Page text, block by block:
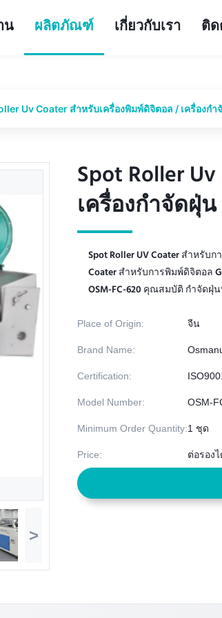
น ผลิตภัณฑ์ เกี่ยวกับเรา ติ
Uv Coater สำหรับเครื่องพิมพ์ดิจิตอล / เครื่องก
>
Spot Roller
เครื่องกำจัดฝุ่
Spot Roller
เครื่องกำจัดฝุ่
Spot Roller UV Coater สำหรับ
Coater สำหรับการพิมพ์ดิจิตอล
OSM-FC-620 คุณสมบัติ กำจัดฝุ่
Place of Origin: จีน
Brand Name:
Certification:
Model Number: OSM-
Minimum Order Quantity:1 ชุด
Price: ต่อรองไ